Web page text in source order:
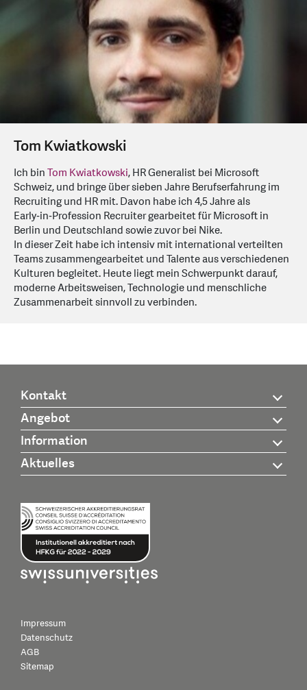
Tom Kwiatkowski
Ich binTom Kwiatkowski, HR Generalist bei Microsoft
Schweiz, und bringe über sieben Jahre Berufserfahrung im
Recruiting und HR mit. Davon habe ich 4,5 Jahre als
Early‑in‑Profession Recruiter gearbeitet für Microsoft in
Berlin und Deutschland sowie zuvor bei Nike.
In dieser Zeit habe ich intensiv mit international verteilten
Teams zusammengearbeitet und Talente aus verschiedenen
Kulturen begleitet. Heute liegt mein Schwerpunkt darauf,
moderne Arbeitsweisen, Technologie und menschliche
Zusammenarbeit sinnvoll zu verbinden.
Kontakt
Angebot
Information
Aktuelles
Impressum
Datenschutz
AGB
Sitemap